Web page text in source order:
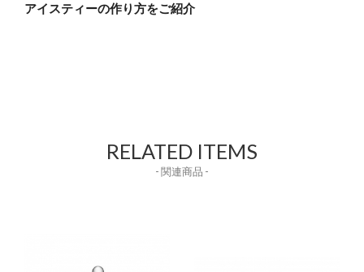
アイスティーの作り方をご紹介
RELATED ITEMS
- 関連商品 -